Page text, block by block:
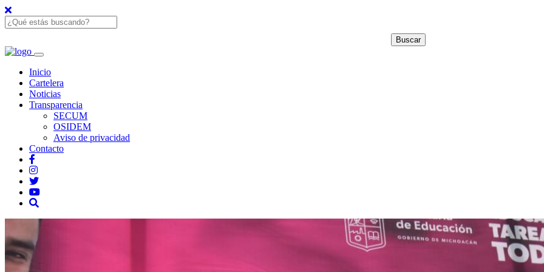
Inicio
Cartelera
Noticias
Transparencia
SECUM
OSIDEM
Aviso de privacidad
Contacto